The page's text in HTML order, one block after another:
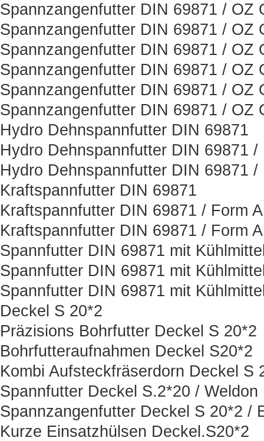
Spannzangenfutter DIN 69871 / OZ
Spannzangenfutter DIN 69871 / OZ
Spannzangenfutter DIN 69871 / OZ
Spannzangenfutter DIN 69871 / OZ
Spannzangenfutter DIN 69871 / OZ
Spannzangenfutter DIN 69871 / OZ
Hydro Dehnspannfutter DIN 69871
Hydro Dehnspannfutter DIN 69871
Hydro Dehnspannfutter DIN 69871
Kraftspannfutter DIN 69871
Kraftspannfutter DIN 69871 / Form
Kraftspannfutter DIN 69871 / Form
Spannfutter DIN 69871 mit
Spannfutter DIN 69871 mit
Spannfutter DIN 69871 mit
Deckel S 20*2
Präzisions Bohrfutter Deckel S 20*2
Bohrfutteraufnahmen Deckel S20*2
Kombi Aufsteckfräserdorn Deckel S
Spannfutter Deckel S.2*20 / Weldon
Spannzangenfutter Deckel S 20*2 /
Kurze Einsatzhülsen Deckel.S20*2